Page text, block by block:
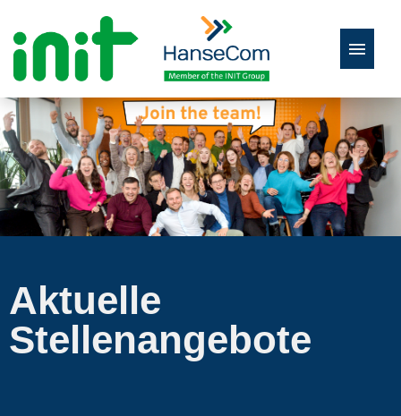
Deutsch Englisch
Zur Stellenbörse
Aktuelle
Stellenangebote